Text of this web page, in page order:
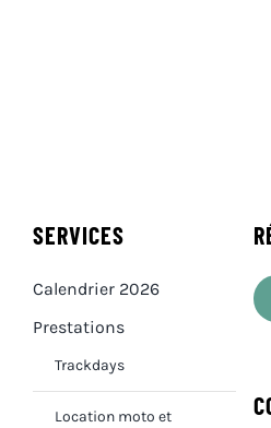
SERVICES
Calendrier 2026
Prestations
Trackdays
Location moto et